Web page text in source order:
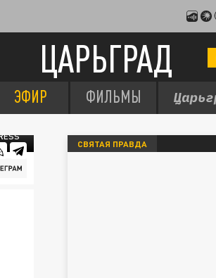
ЦАРЬГРАД
ЭФИР ФИЛЬМЫ
СВЯТАЯ ПРАВДА